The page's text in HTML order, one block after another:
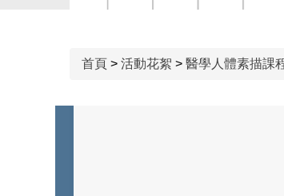
首頁 > 活動花絮 > 醫學人體素描課